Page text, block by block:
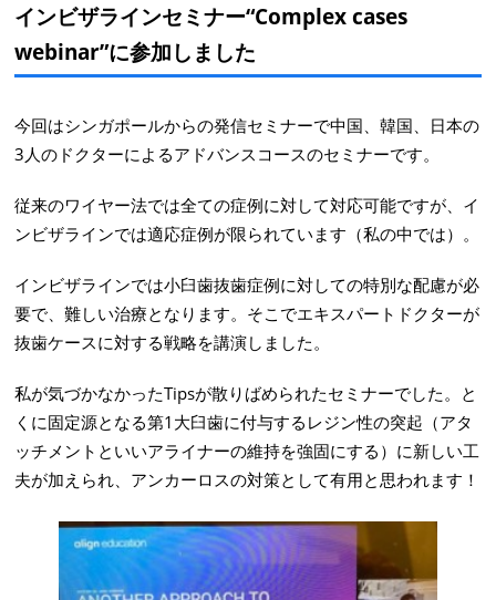
インビザラインセミナー“Complex cases
webinar”に参加しました
今回はシンガポールからの発信セミナーで中国、韓国、日本の
3人のドクターによるアドバンスコースのセミナーです。
従来のワイヤー法では全ての症例に対して対応可能ですが、イ
ンビザラインでは適応症例が限られています（私の中では）。
インビザラインでは小臼歯抜歯症例に対しての特別な配慮が必
要で、難しい治療となります。そこでエキスパートドクターが
抜歯ケースに対する戦略を講演しました。
私が気づかなかったTipsが散りばめられたセミナーでした。と
くに固定源となる第1大臼歯に付与するレジン性の突起（アタ
ッチメントといいアライナーの維持を強固にする）に新しい工
夫が加えられ、アンカーロスの対策として有用と思われます！